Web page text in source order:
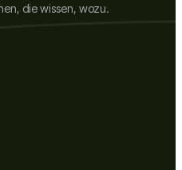
die wissen, wozu.